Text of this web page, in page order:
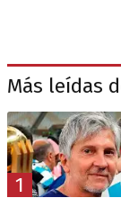
Más leídas
1